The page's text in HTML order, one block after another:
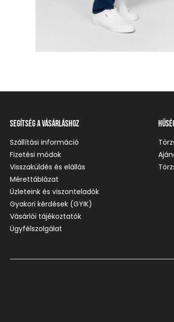
Segítség a vásárláshoz
Szállítási információ
Fizetési módok
Visszaküldés és elállás
Mérettáblázat
Üzleteink és viszonteladók
Gyakori kérdések (GYIK)
Vásárlói tájékoztatók
Ügyfélszolgálat